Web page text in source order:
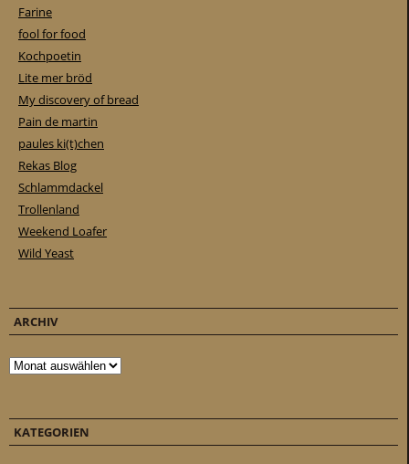
Farine
fool for food
Kochpoetin
Lite mer bröd
My discovery of bread
Pain de martin
paules ki(t)chen
Rekas Blog
Schlammdackel
Trollenland
Weekend Loafer
Wild Yeast
ARCHIV
Archiv
KATEGORIEN